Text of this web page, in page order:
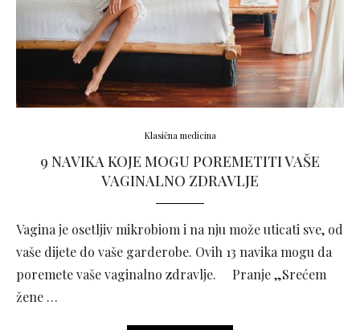
Klasična medicina
9 NAVIKA KOJE MOGU POREMETITI VAŠE
VAGINALNO ZDRAVLJE
Vagina je osetljiv mikrobiom i na nju može uticati sve, od
vaše dijete do vaše garderobe. Ovih 13 navika mogu da
poremete vaše vaginalno zdravlje. Pranje „Srećem
žene …